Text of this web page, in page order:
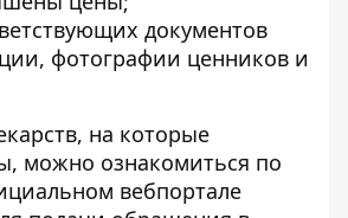
документов
фотографии ценников и
на которые
можно ознакомиться по
вебпортале